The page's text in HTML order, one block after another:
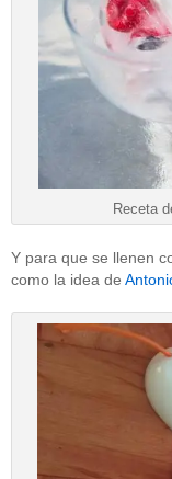
Receta
Y para que se llenen
como la idea de